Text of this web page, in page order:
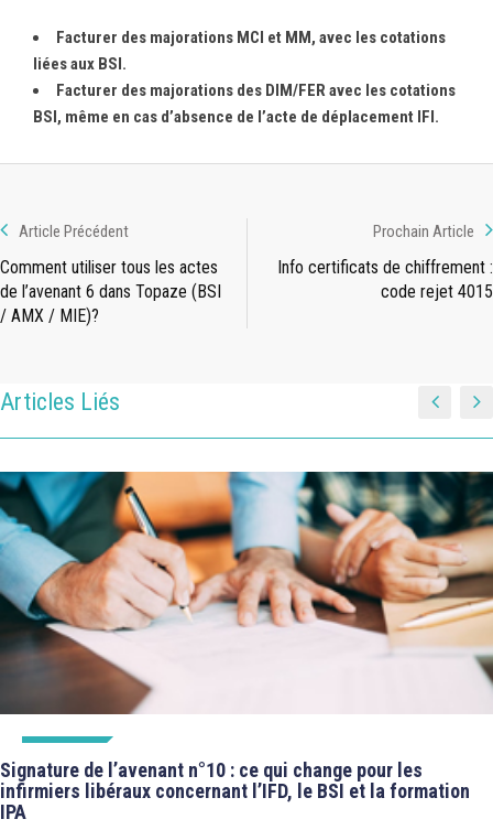
Facturer des majorations MCI et MM, avec les cotations
liées aux BSI.
Facturer des majorations des DIM/FER avec les cotations
BSI, même en cas d’absence de l’acte de déplacement IFI.
Article Précédent
Comment utiliser tous les actes
de l’avenant 6 dans Topaze (BSI
/ AMX / MIE)?
Prochain Article
Info certificats de chiffrement :
code rejet 4015
Articles Liés
Signature de l’avenant n°10 : ce qui change pour les
infirmiers libéraux concernant l’IFD, le BSI et la formation
IPA